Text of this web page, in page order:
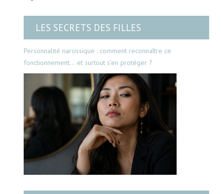
LES SECRETS DES FILLES
Personnalité narcissique : comment reconnaître ce
fonctionnement… et surtout s’en protéger ?